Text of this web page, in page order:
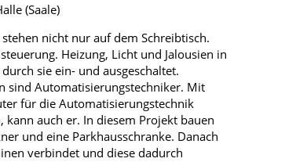
(Saale)
nicht nur auf dem Schreibtisch.
Heizung, Licht und Jalousien in
sie ein- und ausgeschaltet.
sind Automatisierungstechniker. Mit
für die Automatisierungstechnik
auch er. In diesem Projekt bauen
und eine Parkhausschranke. Danach
verbindet und diese dadurch